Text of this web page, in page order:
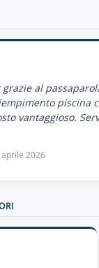
al
piscina
vantaggioso.
aprile 2026